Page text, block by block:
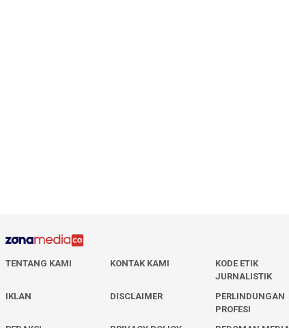
TENTANG KAMI KONTAK KAMI
KODE ETIK
JURNALISTIK
IKLAN
DISCLAIMER
PERLINDUNGAN
PROFESI